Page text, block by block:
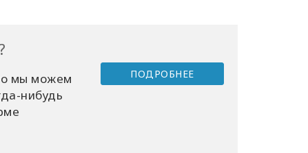
мы можем
нибудь
ПОДРОБНЕЕ